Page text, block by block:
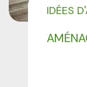
IDÉES